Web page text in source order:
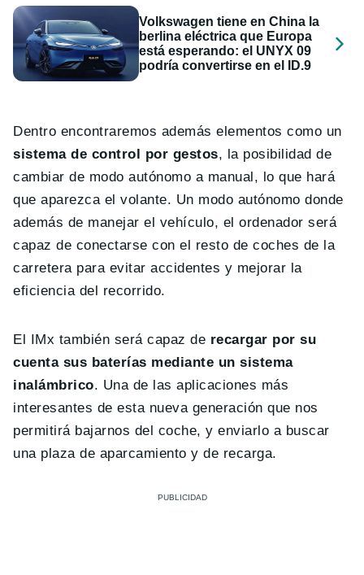
Volkswagen tiene en China la
berlina eléctrica que Europa
está esperando: el UNYX 09
podría convertirse en el ID.9
Dentro encontraremos además elementos como un
sistema de control por gestos, la posibilidad de
cambiar de modo autónomo a manual, lo que hará
que aparezca el volante. Un modo autónomo donde
además de manejar el vehículo, el ordenador será
capaz de conectarse con el resto de coches de la
carretera para evitar accidentes y mejorar la
eficiencia del recorrido.
El IMx también será capaz de recargar por su
cuenta sus baterías mediante un sistema
inalámbrico. Una de las aplicaciones más
interesantes de esta nueva generación que nos
permitirá bajarnos del coche, y enviarlo a buscar
una plaza de aparcamiento y de recarga.